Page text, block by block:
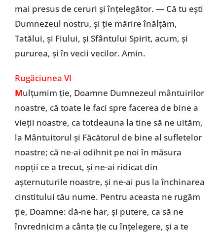
mai presus de ceruri și înțelegător. — Că tu ești
Dumnezeul nostru, și ție mărire înălțăm,
Tatălui, și Fiului, și Sfântului Spirit, acum, și
pururea, și în vecii vecilor. Amin.
Rugăciunea VI
Mulțumim ție, Doamne Dumnezeul mântuirilor
noastre, că toate le faci spre facerea de bine a
vieții noastre, ca totdeauna la tine să ne uităm,
la Mântuitorul și Făcătorul de bine al sufletelor
noastre; că ne-ai odihnit pe noi în măsura
nopții ce a trecut, și ne-ai ridicat din
așternuturile noastre, și ne-ai pus la închinarea
cinstitului tău nume. Pentru aceasta ne rugăm
ție, Doamne: dă-ne har, și putere, ca să ne
învrednicim a cânta ție cu înțelegere, și a te